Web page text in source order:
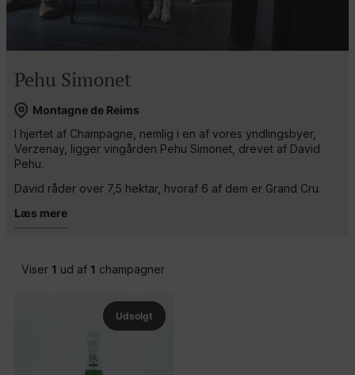
Pehu Simonet
Montagne de Reims
I hjertet af Champagne, nemlig i en af vores yndlingsbyer,
Verzenay, ligger vingården Pehu Simonet, drevet af David
Pehu.
David råder over 7,5 hektar, hvoraf 6 af dem er Grand Cru.
Læs mere
Viser 1 ud af 1 champagner
Udsolgt